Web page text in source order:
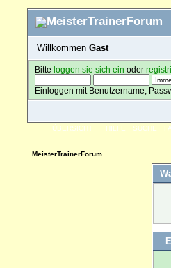
Willkommen Gast
Bitteloggen sie sich ein oder
Einloggen mit Benutzername,
ÜBERSICHT HILFE SUCHE
MeisterTrainerForum